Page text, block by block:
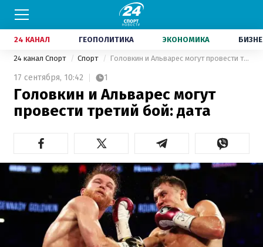
24 КАНАЛ ГЕОПОЛИТИКА ЭКОНОМИКА
24 канал Спорт Спорт Головкин и Альварес могут провести третий бой: дата
17 сентября, 10:42 1
Головкин и Альварес могут
провести третий бой: дата